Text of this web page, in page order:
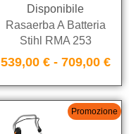
Disponibile
Rasaerba A Batteria
Stihl RMA 253
539,00 € - 709,00 €
Promozione